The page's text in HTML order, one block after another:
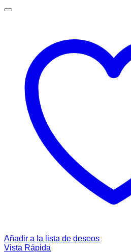
Añadir a la lista de deseos
Vista Rápida